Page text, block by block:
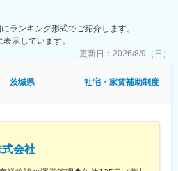
業務
トに空きがない場合や研修期間は、他
いただく場合があります。（※賃金条件
身体介助・入浴介助・排泄介助・食事
・送迎業務など介護業務全般エリアマネ
知症グループホーム、通所介護、生活介
阪、兵庫を中心に全国で介護事業・医
などを幅広く手がけております。
ランキング形式でご紹介します。
示しています。
更新日： 2026/8/9（日）
茨城県 社宅・家賃補助制度
会社